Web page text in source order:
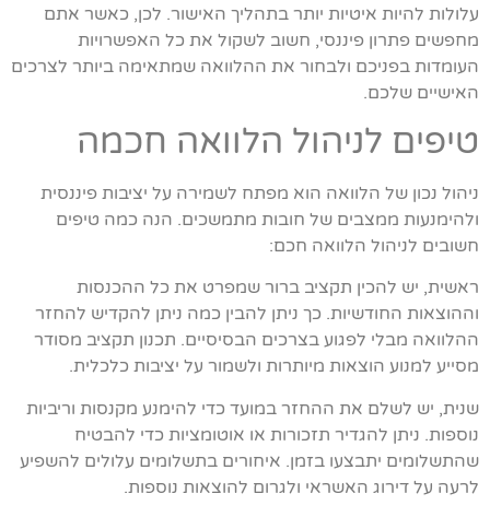
עלולות להיות איטיות יותר בתהליך האישור. לכן, כאשר אתם
מחפשים פתרון פיננסי, חשוב לשקול את כל האפשרויות
העומדות בפניכם ולבחור את ההלוואה שמתאימה ביותר לצרכים
האישיים שלכם.
טיפים לניהול הלוואה חכמה
ניהול נכון של הלוואה הוא מפתח לשמירה על יציבות פיננסית
ולהימנעות ממצבים של חובות מתמשכים. הנה כמה טיפים
חשובים לניהול הלוואה חכם:
ראשית, יש להכין תקציב ברור שמפרט את כל ההכנסות
וההוצאות החודשיות. כך ניתן להבין כמה ניתן להקדיש להחזר
ההלוואה מבלי לפגוע בצרכים הבסיסיים. תכנון תקציב מסודר
מסייע למנוע הוצאות מיותרות ולשמור על יציבות כלכלית.
שנית, יש לשלם את ההחזר במועד כדי להימנע מקנסות וריביות
נוספות. ניתן להגדיר תזכורות או אוטומציות כדי להבטיח
שהתשלומים יתבצעו בזמן. איחורים בתשלומים עלולים להשפיע
לרעה על דירוג האשראי ולגרום להוצאות נוספות.